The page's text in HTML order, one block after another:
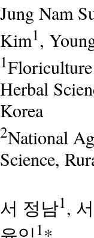
Jung Nam
Kim1,
1
Herbal
Korea
2National
Science,
서 정남1,
1